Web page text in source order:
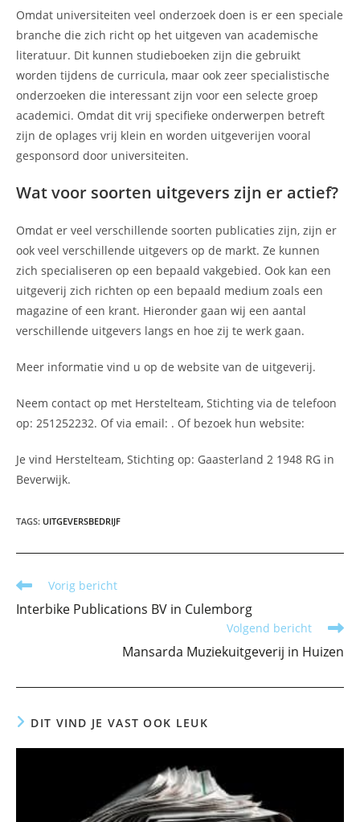
Omdat universiteiten veel onderzoek doen is er een speciale
branche die zich richt op het uitgeven van academische
literatuur. Dit kunnen studieboeken zijn die gebruikt
worden tijdens de curricula, maar ook zeer specialistische
onderzoeken die interessant zijn voor een selecte groep
academici. Omdat dit vrij specifieke onderwerpen betreft
zijn de oplages vrij klein en worden uitgeverijen vooral
gesponsord door universiteiten.
Wat voor soorten uitgevers zijn er actief?
Omdat er veel verschillende soorten publicaties zijn, zijn er
ook veel verschillende uitgevers op de markt. Ze kunnen
zich specialiseren op een bepaald vakgebied. Ook kan een
uitgeverij zich richten op een bepaald medium zoals een
magazine of een krant. Hieronder gaan wij een aantal
verschillende uitgevers langs en hoe zij te werk gaan.
Meer informatie vind u op de website van de uitgeverij.
Neem contact op met Herstelteam, Stichting via de telefoon
op: 251252232. Of via email: . Of bezoek hun website:
Je vind Herstelteam, Stichting op: Gaasterland 2 1948 RG in
Beverwijk.
TAGS: UITGEVERSBEDRIJF
Lees
artikelen
Vorig bericht
Interbike Publications BV in Culemborg
Volgend bericht
Mansarda Muziekuitgeverij in Huizen
DIT VIND JE VAST OOK LEUK